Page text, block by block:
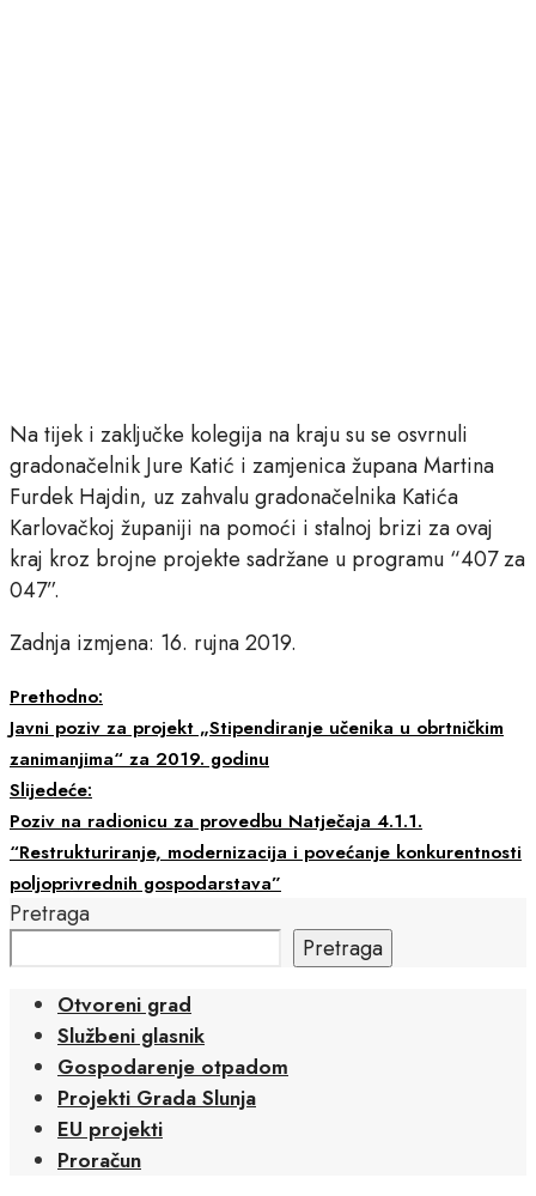
Na tijek i zaključke kolegija na kraju su se osvrnuli
gradonačelnik Jure Katić i zamjenica župana Martina
Furdek Hajdin, uz zahvalu gradonačelnika Katića
Karlovačkoj županiji na pomoći i stalnoj brizi za ovaj
kraj kroz brojne projekte sadržane u programu “407 za
047”.
Zadnja izmjena: 16. rujna 2019.
Prethodno:
Javni poziv za projekt „Stipendiranje učenika u obrtničkim
zanimanjima“ za 2019. godinu
Slijedeće:
Poziv na radionicu za provedbu Natječaja 4.1.1.
“Restrukturiranje, modernizacija i povećanje konkurentnosti
poljoprivrednih gospodarstava”
Pretraga
Pretraga
Otvoreni grad
Službeni glasnik
Gospodarenje otpadom
Projekti Grada Slunja
EU projekti
Proračun